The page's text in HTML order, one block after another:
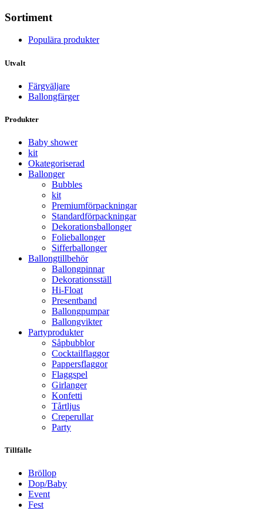
Sortiment
Populära produkter
Utvalt
Färgväljare
Ballongfärger
Produkter
Baby shower
kit
Okategoriserad
Ballonger
Bubbles
kit
Premium­förpackningar
Standard­­förpackningar
Dekorations­ballonger
Folie­­­ballonger
Siffer­­ballonger
Ballong­tillbehör
Ballongpinnar
Dekorationsställ
Hi-Float
Presentband
Ballongpumpar
Ballong­vikter
Party­­produkter
Såpbubblor
Cocktail­flaggor
Pappers­flaggor
Flaggspel
Girlanger
Konfetti
Tårtljus
Creperullar
Party
Tillfälle
Bröllop
Dop/Baby
Event
Fest